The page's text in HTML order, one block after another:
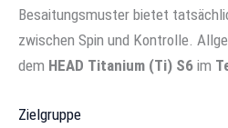
Besaitungsmuster bietet
zwischen Spin und Kontrolle.
dem HEAD Titanium (Ti) S6 im
Zielgruppe